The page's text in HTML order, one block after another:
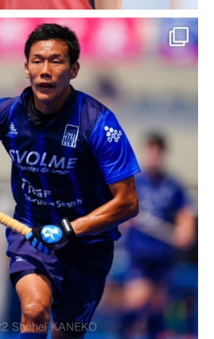
ック様
テナンス